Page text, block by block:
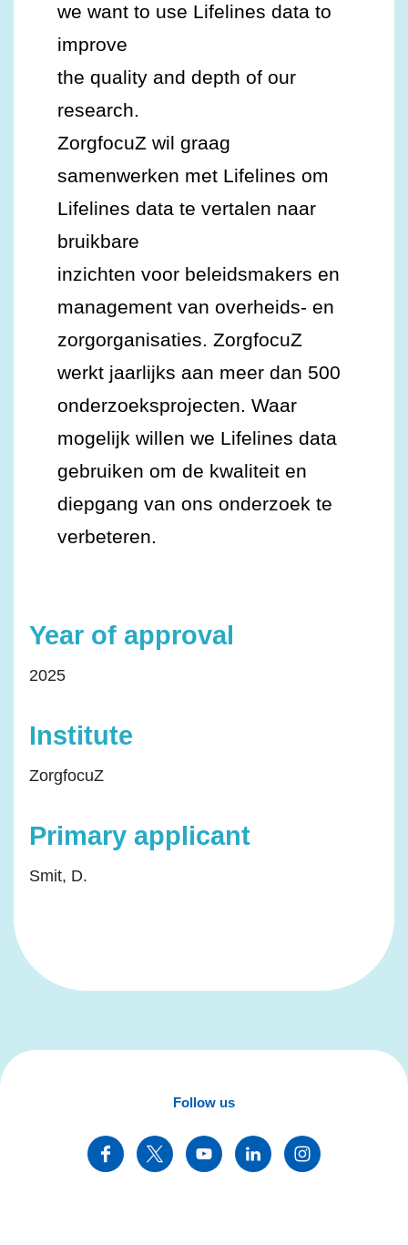
we want to use Lifelines data to
improve
the quality and depth of our
research.
ZorgfocuZ wil graag
samenwerken met Lifelines om
Lifelines data te vertalen naar
bruikbare
inzichten voor beleidsmakers en
management van overheids- en
zorgorganisaties. ZorgfocuZ
werkt jaarlijks aan meer dan 500
onderzoeksprojecten. Waar
mogelijk willen we Lifelines data
gebruiken om de kwaliteit en
diepgang van ons onderzoek te
verbeteren.
Year of approval
2025
Institute
ZorgfocuZ
Primary applicant
Smit, D.
Follow us